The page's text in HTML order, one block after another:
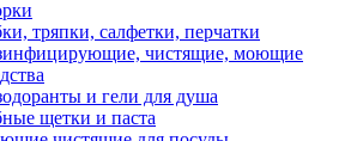
тряпки, салфетки, перчатки
чистящие, моющие
и гели для душа
щетки и паста